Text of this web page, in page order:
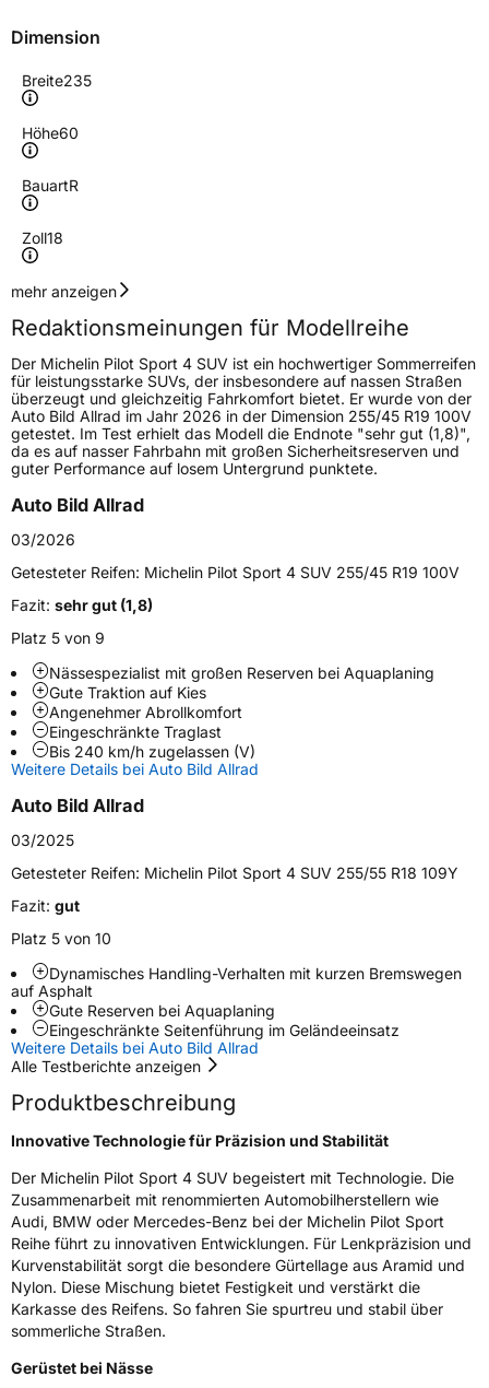
Dimension
Breite235
Höhe60
BauartR
Zoll18
Geschwindigkeitsindex
Höchstgeschwindigkeit
270 km/h
Lastindex107
Höchstlast975 kg
Gewicht (in kg) 13,57 kg
Generelle Merkmale
Fahrzeugtyp
VerwendungSommerreifen
ModellnamePilot Sport 4 SUV
Fahrzeugart
Weitere Eigenschaften
SchlauchtypTL
ZustandNeureifen
EffizienzA
NasshaftungA
Rollgeräusch (Klasse)B
3PMSF / Schneeflockensymbol / Alpine-SymbolNein
EisgripNein
EPREL ID408800
Allgemeine Produktsicherheit (GPSR)
mehr anzeigen
Redaktionsmeinungen für Modellreihe
Der Michelin Pilot Sport 4 SUV ist ein hochwertiger Sommerreifen
für leistungsstarke SUVs, der insbesondere auf nassen Straßen
überzeugt und gleichzeitig Fahrkomfort bietet. Er wurde von der
Auto Bild Allrad im Jahr 2026 in der Dimension 255/45 R19 100V
getestet. Im Test erhielt das Modell die Endnote "sehr gut (1,8)",
da es auf nasser Fahrbahn mit großen Sicherheitsreserven und
guter Performance auf losem Untergrund punktete.
Auto Bild Allrad
03/2026
Getesteter Reifen: Michelin Pilot Sport 4 SUV 255/45 R19 100V
Fazit: sehr gut (1,8)
Platz 5 von 9
Nässespezialist mit großen Reserven bei Aquaplaning
Gute Traktion auf Kies
Angenehmer Abrollkomfort
Eingeschränkte Traglast
Bis 240 km/h zugelassen (V)
Weitere Details bei Auto Bild Allrad
Auto Bild Allrad
03/2025
Getesteter Reifen: Michelin Pilot Sport 4 SUV 255/55 R18 109Y
Fazit: gut
Platz 5 von 10
Dynamisches Handling-Verhalten mit kurzen Bremswegen
auf Asphalt
Gute Reserven bei Aquaplaning
Eingeschränkte Seitenführung im Geländeeinsatz
Weitere Details bei Auto Bild Allrad
Alle Testberichte anzeigen
Produktbeschreibung
Innovative Technologie für Präzision und Stabilität
Der Michelin Pilot Sport 4 SUV begeistert mit Technologie. Die
Zusammenarbeit mit renommierten Automobilherstellern wie
Audi, BMW oder Mercedes-Benz bei der Michelin Pilot Sport
Reihe führt zu innovativen Entwicklungen. Für Lenkpräzision und
Kurvenstabilität sorgt die besondere Gürtellage aus Aramid und
Nylon. Diese Mischung bietet Festigkeit und verstärkt die
Karkasse des Reifens. So fahren Sie spurtreu und stabil über
sommerliche Straßen.
Gerüstet bei Nässe